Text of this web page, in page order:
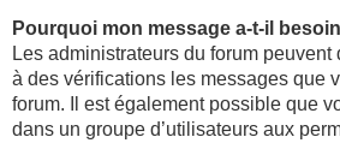
Pourquoi mon message a-t-il
Les administrateurs du forum
à des vérifications les messages que
forum. Il est également possible que
dans un groupe d’utilisateurs aux